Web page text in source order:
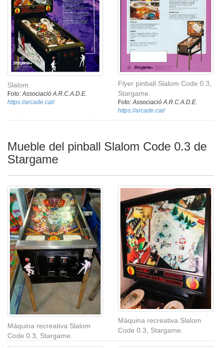
Slalom.
Foto: Associació A.R.C.A.D.E.
https://arcade.cat/
Flyer pinball Slalom Code 0.3,
Stargame.
Foto:Associació A.R.C.A.D.E.
https://arcade.cat/
Mueble del pinball Slalom Code 0.3 de
Stargame
Máquina recreativa Slalom
Code 0.3, Stargame.
Máquina recreativa Slalom
Code 0.3, Stargame.